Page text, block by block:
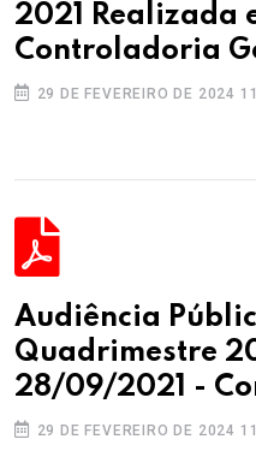
2021
Controladoria
29 DE FEVEREIRO DE 2024
Audiência
Quadrimestre
28/09/2021 -
29 DE FEVEREIRO DE 2024